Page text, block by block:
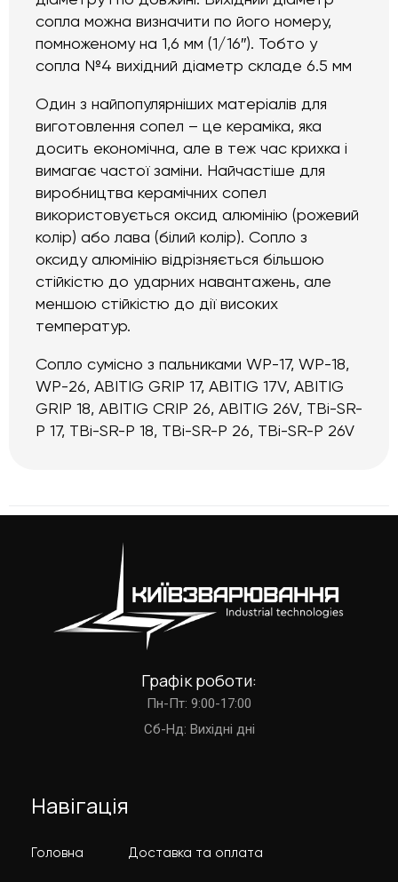
сопла можна визначити по його номеру,
помноженому на 1,6 мм (1/16″). Тобто у
сопла №4 вихідний діаметр складе 6.5 мм
Один з найпопулярніших матеріалів для
виготовлення сопел – це кераміка, яка
досить економічна, але в теж час крихка і
вимагає частої заміни. Найчастіше для
виробництва керамічних сопел
використовується оксид алюмінію (рожевий
колір) або лава (білий колір). Сопло з
оксиду алюмінію відрізняється більшою
стійкістю до ударних навантажень, але
меншою стійкістю до дії високих
температур.
Сопло сумісно з пальниками WP-17, WP-18,
WP-26, ABITIG GRIP 17, ABITIG 17V, ABITIG
GRIP 18, ABITIG CRIP 26, ABITIG 26V, TBi-SR-
P 17, TBi-SR-P 18, TBi-SR-P 26, TBi-SR-P 26V
Графік роботи:
Пн-Пт: 9:00-17:00
Cб-Нд: Вихідні дні
Навігація
Головна Доставка та оплата